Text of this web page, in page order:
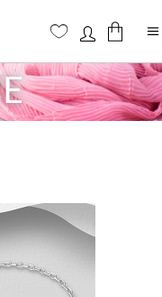
le panier